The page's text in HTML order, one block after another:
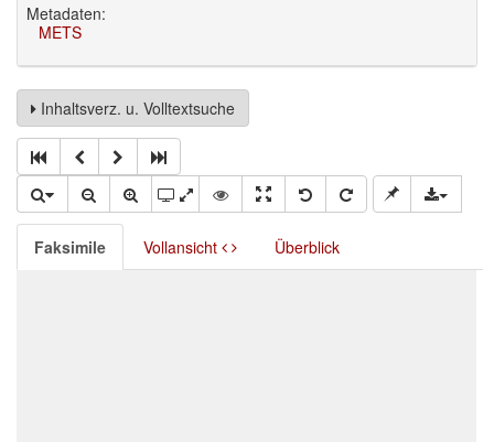
Metadaten:
METS
Inhaltsverz. u. Volltextsuche
Faksimile Vollansicht Überblick